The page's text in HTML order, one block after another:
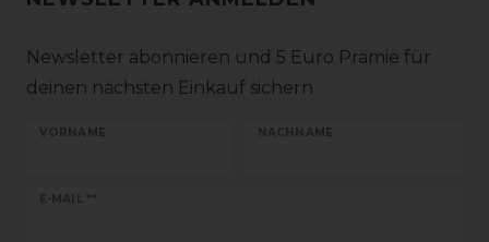
Newsletter abonnieren und 5 Euro Prämie für
deinen nächsten Einkauf sichern
VORNAME NACHNAME
E-MAIL **
Newsletter